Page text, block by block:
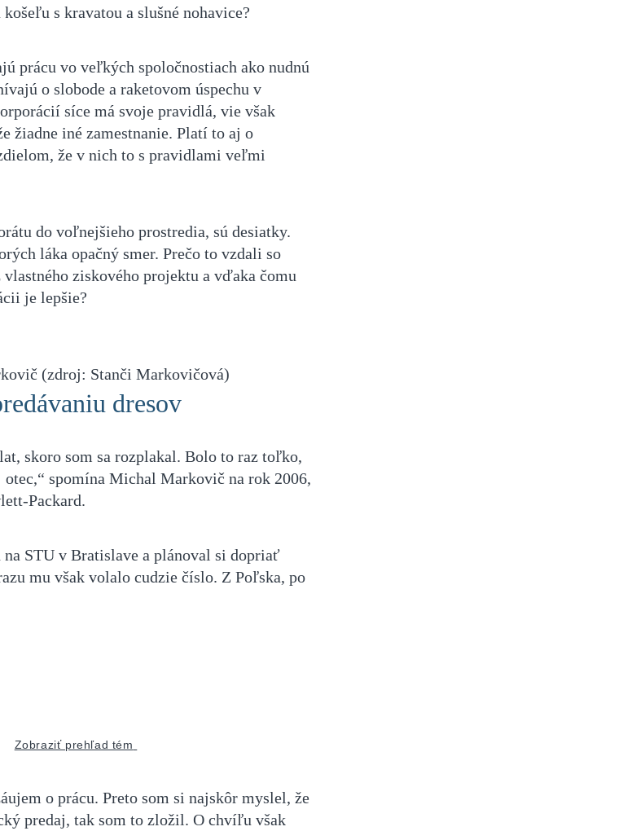
s kravatou a slušné nohavice?
prácu vo veľkých spoločnostiach ako nudnú
o slobode a raketovom úspechu v
síce má svoje pravidlá, vie však
žiadne iné zamestnanie. Platí to aj o
že v nich to s pravidlami veľmi
do voľnejšieho prostredia, sú desiatky.
láka opačný smer. Prečo to vzdali so
ziskového projektu a vďaka čomu
je lepšie?
(zdroj: Stanči Markovičová)
dresov
skoro som sa rozplakal. Bolo to raz toľko,
spomína Michal Markovič na rok 2006,
Packard.
STU v Bratislave a plánoval si dopriať
mu však volalo cudzie číslo. Z Poľska, po
Zobraziť prehľad tém
o prácu. Preto som si najskôr myslel, že
predaj, tak som to zložil. O chvíľu však